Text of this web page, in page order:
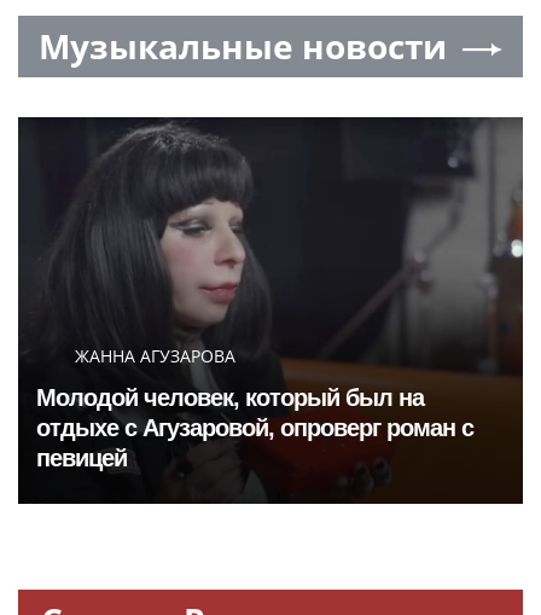
Музыкальные новости
ЖАННА АГУЗАРОВА
Молодой человек, который был на
отдыхе с Агузаровой, опроверг роман с
певицей